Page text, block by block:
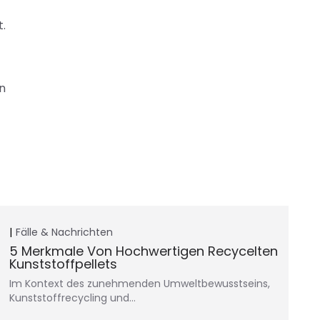
Fälle & Nachrichten
5 Merkmale Von Hochwertigen Recycelten
Kunststoffpellets
Im Kontext des zunehmenden Umweltbewusstseins,
Kunststoffrecycling und…